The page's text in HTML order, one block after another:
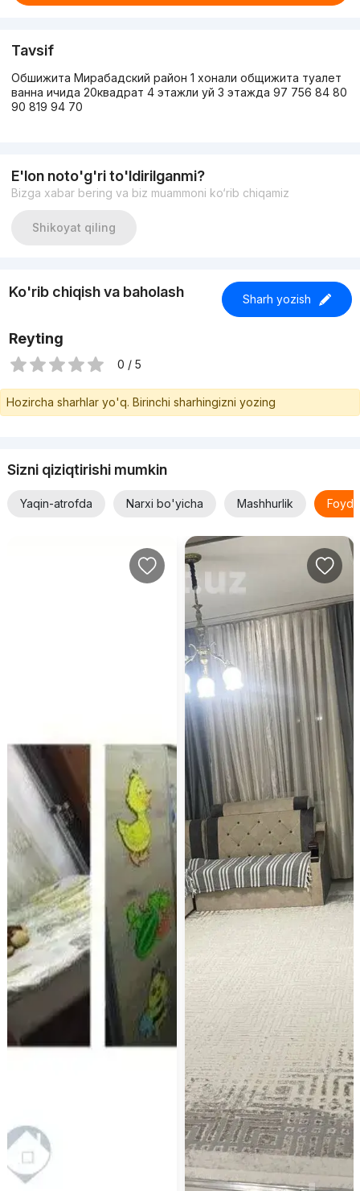
Tavsif
Обшижита Мирабадский район 1 хонали общижита туалет
ванна ичида 20квадрат 4 этажли уй 3 этажда 97 756 84 80
90 819 94 70
E'lon noto'g'ri to'ldirilganmi?
Bizga xabar bering va biz muammoni ko‘rib chiqamiz
Shikoyat qiling
Ko'rib chiqish va baholash Sharh yozish
Reyting
0 / 5
Hozircha sharhlar yo'q. Birinchi sharhingizni yozing
Sizni qiziqtirishi mumkin
Yaqin-atrofda Narxi bo'yicha Mashhurlik